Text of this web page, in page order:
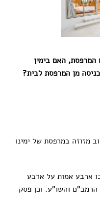
המרפסת, האם בימין
מן המרפסת לבית?
מזוזה במרפסת של ימינו
ארבע אמות על ארבע
והשו”ע. וכן פסק